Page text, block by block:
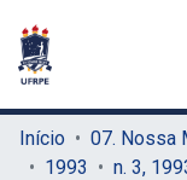
Início 07. Nossa
1993
n. 3,